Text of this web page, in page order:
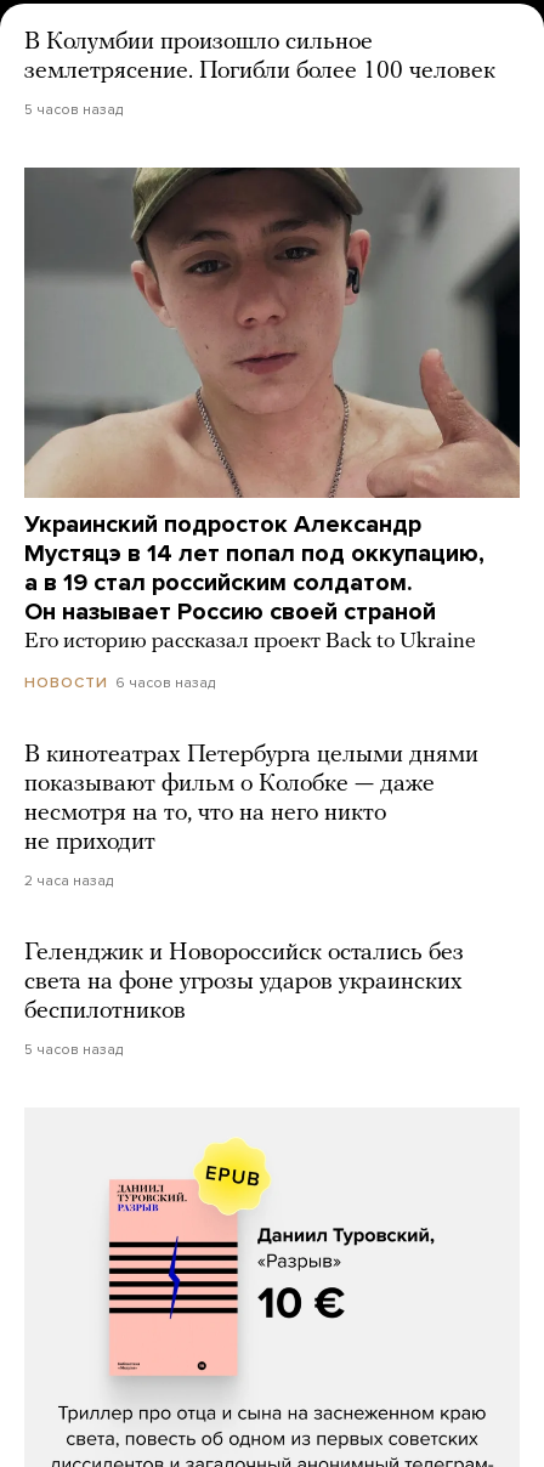
В Колумбии произошло сильное
землетрясение. Погибли более 100 человек
5 часов назад
Украинский подросток Александр
Мустяцэ в 14 лет попал под оккупацию,
а в 19 стал российским солдатом.
Он называет Россию своей страной
Его историю рассказал проект Back to Ukraine
НОВОСТИ 6 часов назад
В кинотеатрах Петербурга целыми днями
показывают фильм о Колобке — даже
несмотря на то, что на него никто
не приходит
2 часа назад
Геленджик и Новороссийск остались без
света на фоне угрозы ударов украинских
беспилотников
5 часов назад
Даниил Туровский, «Разрыв»